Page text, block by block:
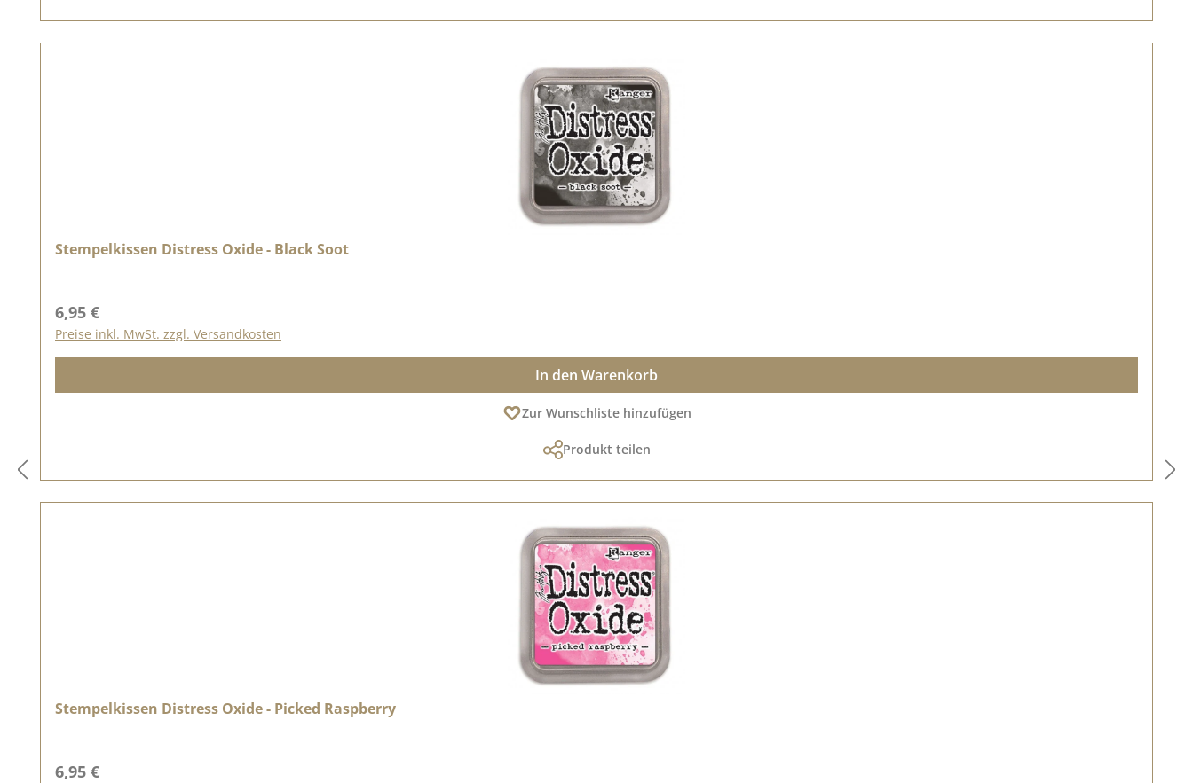
Stempelkissen Distress Oxide - Black Soot
Regulärer Preis:
6,95 €
Preise inkl. MwSt. zzgl. Versandkosten
In den Warenkorb
Zur Wunschliste hinzufügen
Produkt teilen
Stempelkissen Distress Oxide - Picked Raspberry
Regulärer Preis:
6,95 €